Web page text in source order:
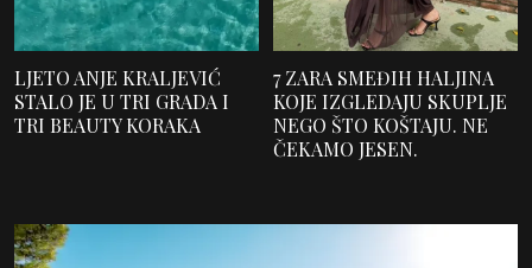
LJETO ANJE KRALJEVIĆ
STALO JE U TRI GRADA I
TRI BEAUTY KORAKA
7 ZARA SMEĐIH HALJINA
KOJE IZGLEDAJU SKUPLJE
NEGO ŠTO KOŠTAJU. NE
ČEKAMO JESEN.